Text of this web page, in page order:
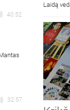
40:52
32:57
Laidą